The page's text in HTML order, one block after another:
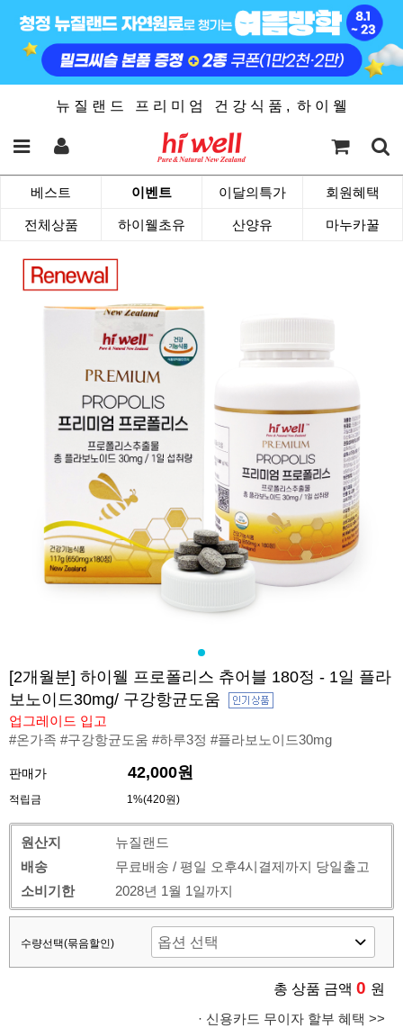
뉴 질 랜 드 프 리 미 엄 건 강 식 품 , 하 이 웰
베스트 이벤트 이달의특가 회원혜택
전체상품 하이웰초유 산양유 마누카꿀
[2개월분] 하이웰 프로폴리스 츄어블 180정 - 1일 플라
보노이드30mg/ 구강항균도움
업그레이드 입고
#온가족 #구강항균도움 #하루3정 #플라보노이드30mg
판매가 42,000원
적립금 1%(420원)
원산지
뉴질랜드
배송
무료배송 / 평일 오후4시결제까지 당일출고
소비기한
2028년 1월 1일까지
수량선택(묶음할인)
총 상품 금액 0 원
· 신용카드 무이자 할부 혜택 >>